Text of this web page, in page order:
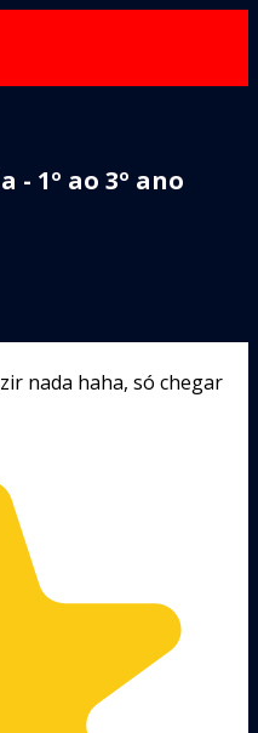
- 1º ao 3º ano
nada haha, só chegar